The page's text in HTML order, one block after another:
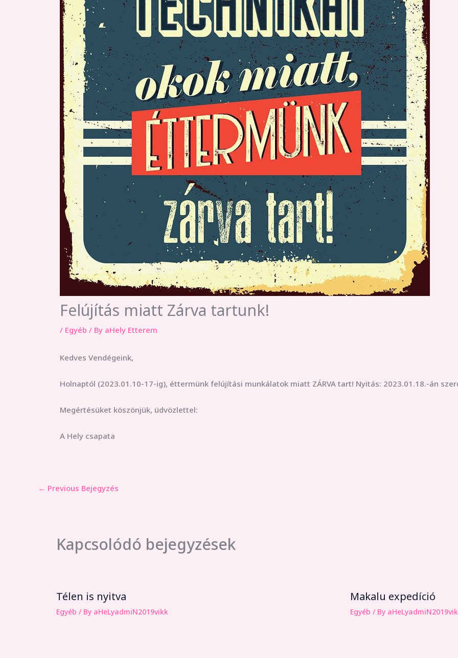
Felújítás miatt Zárva tartunk!
/ Egyéb / By aHely Etterem
Kedves Vendégeink,
Holnaptól (2023.01.10-17-ig), éttermünk felújítási munkálatok miatt ZÁRVA tart! Nyitás: 2023.01.18.-án
Megértésüket köszönjük, üdvözlettel:
A Hely csapata
← Previous Bejegyzés
Kapcsolódó bejegyzések
Télen is nyitva
Egyéb / By aHeLyadmiN2019vikk
Makalu expedíció
Egyéb / By